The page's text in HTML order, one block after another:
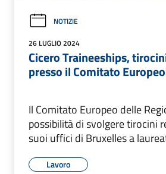
NOTIZIE
26 LUGLIO 2024
Cicero Traineeships,
presso il Comitato
Il Comitato Europeo delle
possibilità di svolgere tirocini
suoi uffici di Bruxelles a
Lavoro